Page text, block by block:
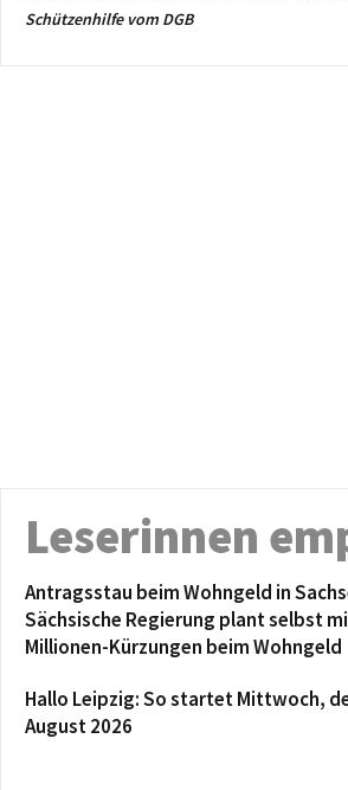
Schützenhilfe vom DGB
Leserinnen
Antragsstau beim Wohngeld in
Sächsische Regierung plant selbst
Millionen-Kürzungen beim Wohngeld
Hallo Leipzig: So startet Mittwoch,
August 2026